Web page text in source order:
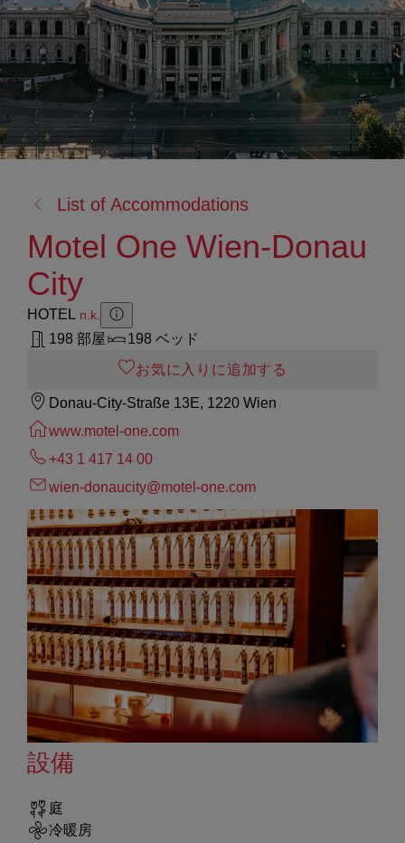
る:
List of Accommodations
Motel One Wien-Donau
City
HOTEL n.k.
Zusatzinformation anzeigen
Zusatzinformation ausblenden
198 部屋
198 ベッド
お気に入りに追加する
Donau-City-Straße 13E, 1220 Wien
www.motel-one.com
+43 1 417 14 00
wien-donaucity@motel-one.com
設備
庭
冷暖房